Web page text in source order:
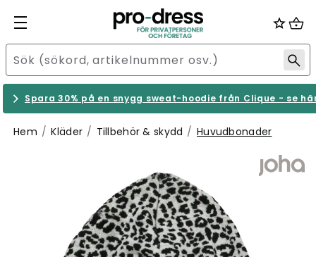
Spara 30% på en snygg sweat-hoodie från Clique - se
Hem Kläder Tillbehör & skydd Huvudbonader